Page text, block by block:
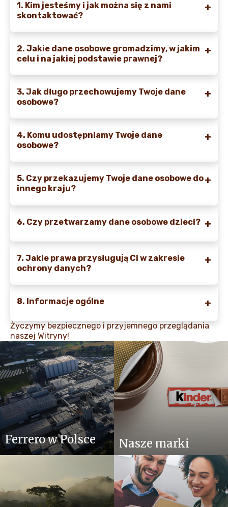
1. Kim jesteśmy i jak można się z nami
skontaktować?
2. Jakie dane osobowe gromadzimy, w jakim
celu i na jakiej podstawie prawnej?
3. Jak długo przechowujemy Twoje dane
osobowe?
4. Komu udostępniamy Twoje dane
osobowe?
5. Czy przekazujemy Twoje dane osobowe do
innego kraju?
6. Czy przetwarzamy dane osobowe dzieci?
7. Jakie prawa przysługują Ci w zakresie
ochrony danych?
8. Informacje ogólne
Życzymy bezpiecznego i przyjemnego przeglądania
naszej Witryny!
Ferrero w Polsce Nasze marki